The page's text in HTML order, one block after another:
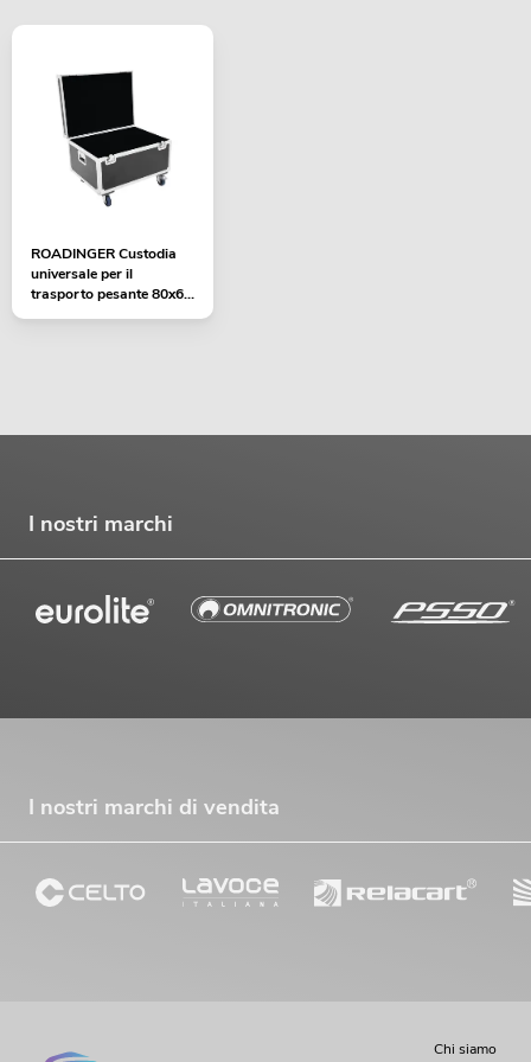
ROADINGER Custodia
universale per il
trasporto pesante 80x60
cm con...
I nostri marchi
I nostri marchi di vendita
Chi siamo